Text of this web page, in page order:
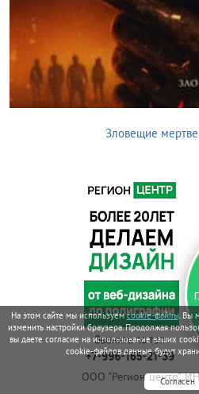
На этом сайте мы используемcookie-файлы. Вы
изменить настройки браузера. Продолжая
вы даете согласие на использование ваших
cookie-файлов данные будут
Согласен
Зловещие
ООО "Регион центр",